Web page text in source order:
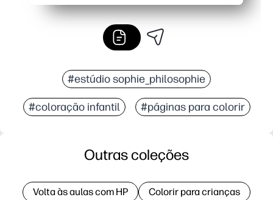
#estúdio sophie_philosophie
#coloração infantil #páginas para colorir
Outras coleções
Volta às aulas com HP Colorir para crianças